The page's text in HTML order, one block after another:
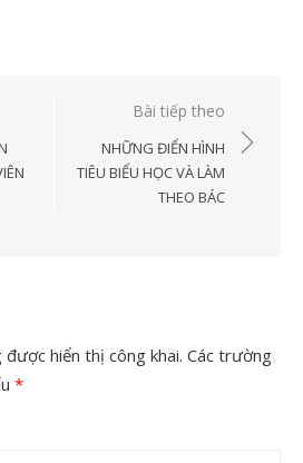
Bài tiếp theo
NHỮNG ĐIỂN HÌNH
TIÊU BIỂU HỌC VÀ LÀM
THEO BÁC
được hiển thị công khai. Các trường
*